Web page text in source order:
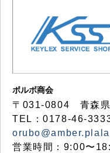
ボルボ商会
〒031-0804 青森
TEL：0178-46-
営業時間：9:00〜